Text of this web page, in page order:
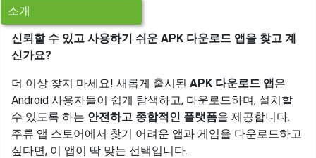
소개
신뢰할 수 있고 사용하기 쉬운 APK 다운로드 앱을 찾고 계
신가요?
더 이상 찾지 마세요! 새롭게 출시된 APK 다운로드 앱은
Android 사용자들이 쉽게 탐색하고, 다운로드하며, 설치할
수 있도록 하는 안전하고 종합적인 플랫폼을 제공합니다.
주류 앱 스토어에서 찾기 어려운 앱과 게임을 다운로드하고
싶다면, 이 앱이 딱 맞는 선택입니다.